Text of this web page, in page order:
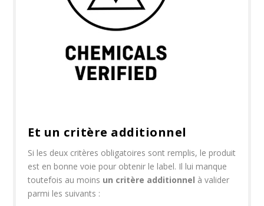
Et un critère additionnel
Si les deux critères obligatoires sont remplis, le produit
est en bonne voie pour obtenir le label. Il lui manque
toutefois au moins un critère additionnel à valider
parmi les suivants :